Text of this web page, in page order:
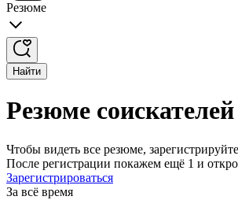
Резюме
Найти
Резюме
Чтобы видеть все резюме,
После регистрации покажем ещё 1 и
Зарегистрироваться
За всё время